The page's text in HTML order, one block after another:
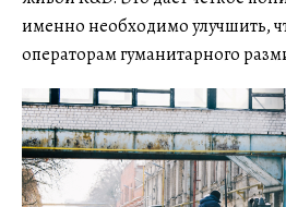
именно необходимо улучшить,
операторам гуманитарного